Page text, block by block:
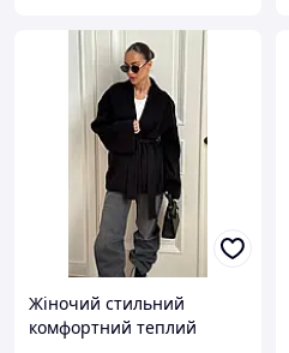
Жіночий стильний
комфортний теплий